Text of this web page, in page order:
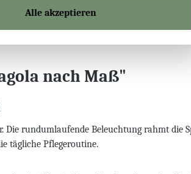
nach Maß"
Die rundumlaufende Beleuchtung rahmt
tägliche Pflegeroutine.
Alle akzeptieren